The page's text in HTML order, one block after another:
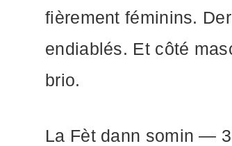
fièrement féminins.
endiablés. Et côté
brio.
La Fèt dann somin —